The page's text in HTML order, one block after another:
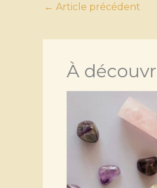
← Article précédent
À